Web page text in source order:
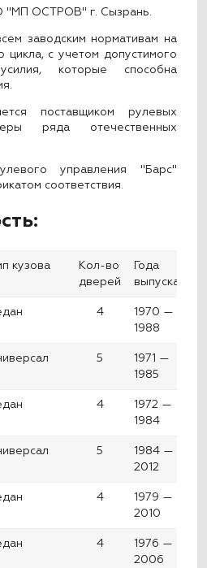
ОСТРОВ" г. Сызрань.
заводским нормативам на
цикла, с учетом допустимого
которые способна
поставщиком рулевых
ряда отечественных
управления "Барс"
соответствия.
кузова
Кол-во
дверей
Года
выпуска
4
1970 —
1988
5
1971 —
1985
4
1972 —
1984
5
1984 —
2012
4
1979 —
2010
4
1976 —
2006